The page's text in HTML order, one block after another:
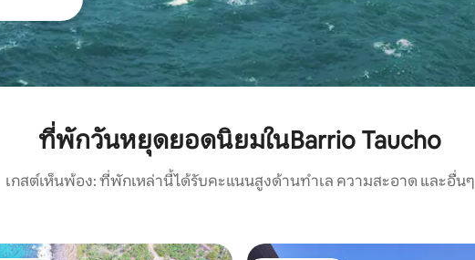
ที่พักวันหยุดยอดนิยมในBarrio Taucho
เกสต์เห็นพ้อง: ที่พักเหล่านี้ได้รับคะแนนสูงด้านทำเล ความสะอาด และอื่นๆ